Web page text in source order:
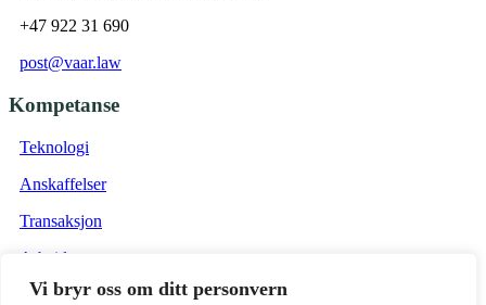
Vi bryr oss om ditt personvern
+47 922 31 690
post@vaar.law
Kompetanse
Teknologi
Anskaffelser
Transaksjon
Arbeidsrett
Eiendom